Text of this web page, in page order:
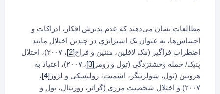
مطالعات نشان می‌دهند که عدم پذیرش افکار، ادراکات و
احساس‌ها، به عنوان یک استراتژی در چندین اختلال مانند
اضطراب فراگیر (مک لافلین، مننین و فراچ[2]
، ۲۰۰۷)، اختلال
پنیک/ حمله وحشتزدگی (تول و رومر [3]
، ۲۰۰۷)، اعتیاد به
هروئین (تول، شولزینگر، اشمیت، زولنسکی و لژوز [4]
،
۲۰۰۷) و اختلال شخصیت مرزی (گراتز، روزنتال، تول و